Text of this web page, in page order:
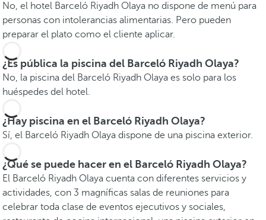
No, el hotel Barceló Riyadh Olaya no dispone de menú para
personas con intolerancias alimentarias. Pero pueden
preparar el plato como el cliente aplicar.
¿Es pública la piscina del Barceló Riyadh Olaya?
No, la piscina del Barceló Riyadh Olaya es solo para los
huéspedes del hotel.
¿Hay piscina en el Barceló Riyadh Olaya?
Sí, el Barceló Riyadh Olaya dispone de una piscina exterior.
¿Qué se puede hacer en el Barceló Riyadh Olaya?
El Barceló Riyadh Olaya cuenta con diferentes servicios y
actividades, con 3 magníficas salas de reuniones para
celebrar toda clase de eventos ejecutivos y sociales,